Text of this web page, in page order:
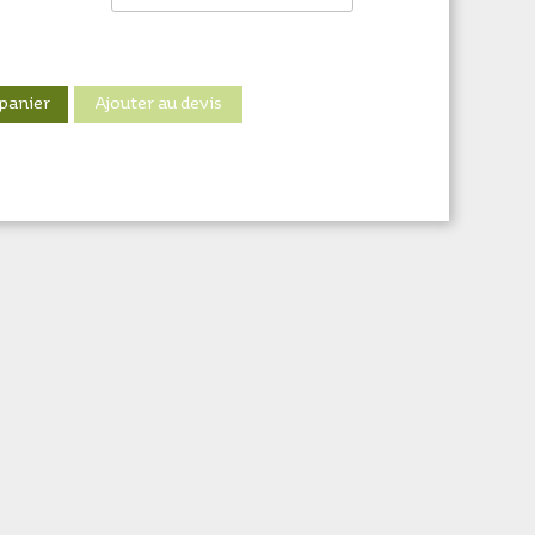
Ajouter au devis